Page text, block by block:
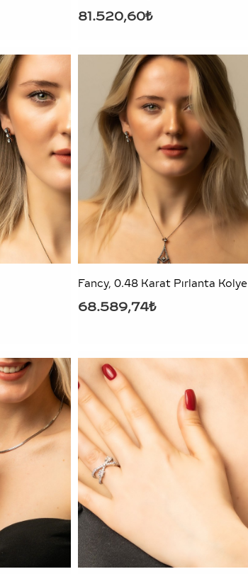
81.520,60₺
Fancy, 0.48 Karat Pırlanta Kolye
68.589,74₺